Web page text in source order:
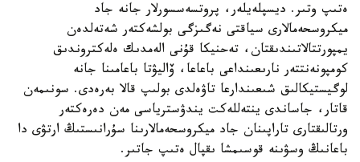
ەتىپ وتىر. ديسپلەيلەر، پروتسەسسورلار جانە جاد
ميكروسحەمالارى سياقتى نەگىزگى بولشەكتەر شەتەلدەن
يمپورتتالاتىندىقتان، تەحنيكا قۇنى الەمدىك ەلەكتروندىق
كومپونەنتتەر نارىعىنداعى باعاعا، ۆاليۋتا باعامىنا جانە
لوگيستيكالىق شىعىندارعا تاۋەلدى بولىپ قالا بەرەدى. سونىمەن
قاتار، جاساندى ينتەللەكت يندۋسترياسى مەن دەرەكتەر
ورتالىقتارى تاراپىنان جاد ميكروسحەمالارىنا سۇرانىستىڭ ارتۋى دا
باعانىڭ وسۋىنە قوسىمشا ىقپال ەتىپ جاتىر.